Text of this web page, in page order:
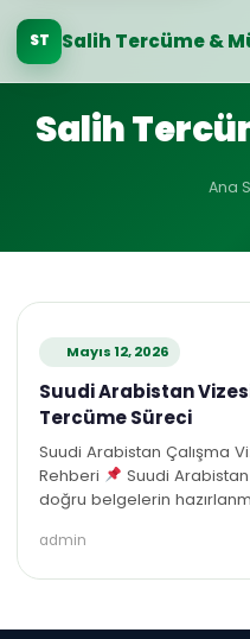
ST Salih Tercüme &
Salih
Ana
Mayıs 12, 2026
Suudi Arabistan
Tercüme Süreci
Suudi Arabistan Çalışma
Rehberi
Suudi
doğru belgelerin
admin